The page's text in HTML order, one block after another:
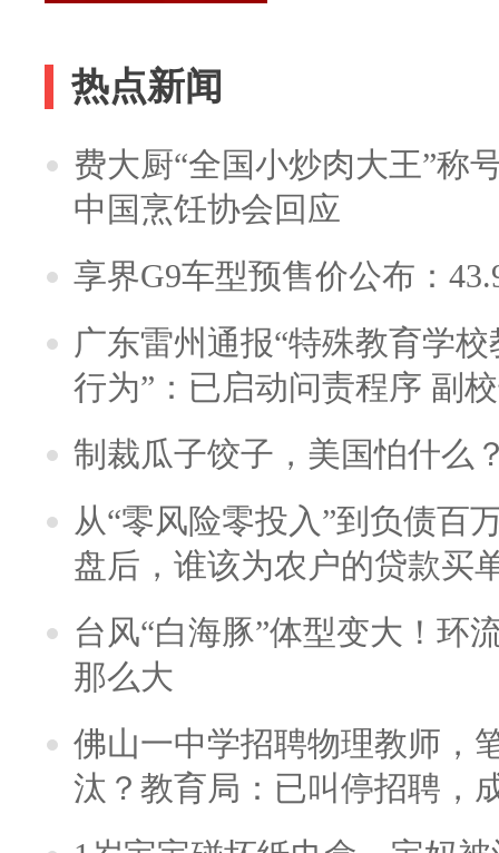
热点新闻
费大厨“全国小炒肉大王”称
中国烹饪协会回应
享界G9车型预售价公布：
广东雷州通报“特殊教育学
行为”：已启动问责程序 副
制裁瓜子饺子，美国怕什么
从“零风险零投入”到负债百
盘后，谁该为农户的贷款买
台风“白海豚”体型变大！环
那么大
佛山一中学招聘物理教师，
汰？教育局：已叫停招聘，